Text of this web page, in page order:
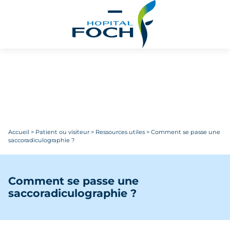
Accueil > Patient ou visiteur > Ressources utiles > Comment se passe une
saccoradiculographie ?
Comment se passe une
saccoradiculographie ?